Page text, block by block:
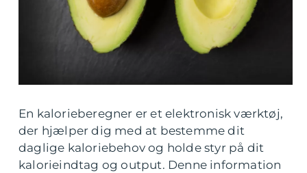
En kalorieberegner er et elektronisk værktøj,
der hjælper dig med at bestemme dit
daglige kaloriebehov og holde styr på dit
kalorieindtag og output. Denne information